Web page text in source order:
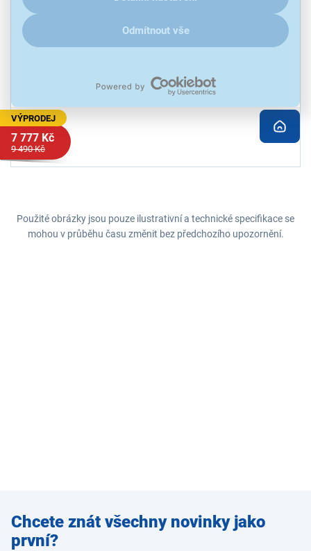
Odmítnout vše
- UHD 3840x2160 px, HDR10+, výkon reproduktorů 20W, 2 × USB, 3
× HDMI, CI+, SPDIF, LAN, Wifi, BT, Hbbtv (červené tlačítko), Disney+,
YouTube, (VESA) 200 × 100
VÝPRODEJ
7 777 Kč
9 490 Kč
Použité obrázky jsou pouze ilustrativní a technické specifikace se
mohou v průběhu času změnit bez předchozího upozornění.
Zadejte
e-mail
Chcete znát všechny novinky jako
první?